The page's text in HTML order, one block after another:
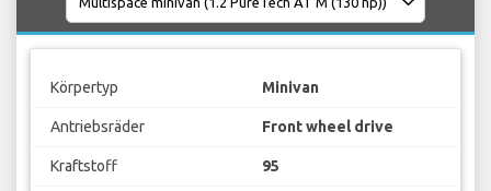
Körpertyp Minivan
Antriebsräder Front wheel drive
Kraftstoff 95